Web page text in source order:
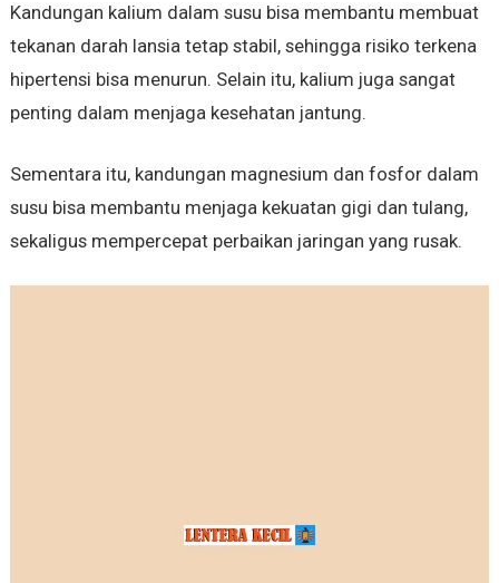
Kandungan kalium dalam susu bisa membantu membuat
tekanan darah lansia tetap stabil, sehingga risiko terkena
hipertensi bisa menurun. Selain itu, kalium juga sangat
penting dalam menjaga kesehatan jantung.
Sementara itu, kandungan magnesium dan fosfor dalam
susu bisa membantu menjaga kekuatan gigi dan tulang,
sekaligus mempercepat perbaikan jaringan yang rusak.